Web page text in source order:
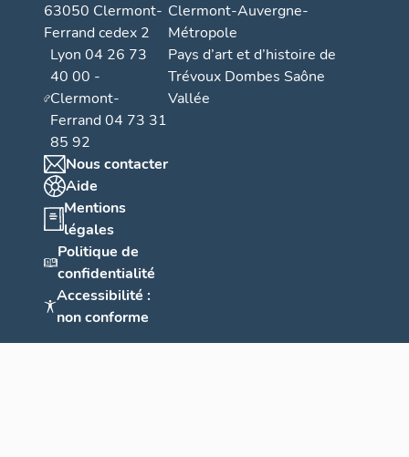
63050 Clermont-
Ferrand cedex 2
Lyon 04 26 73
40 00 -
Clermont-
Ferrand 04 73 31
85 92
Nous contacter
Aide
Mentions
légales
Politique de
confidentialité
Accessibilité :
non conforme
Clermont-Auvergne-
Métropole
Pays d’art et d’histoire de
Trévoux Dombes Saône
Vallée